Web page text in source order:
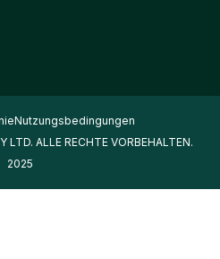
Nutzungsbedingungen
ALLE RECHTE VORBEHALTEN.
2025